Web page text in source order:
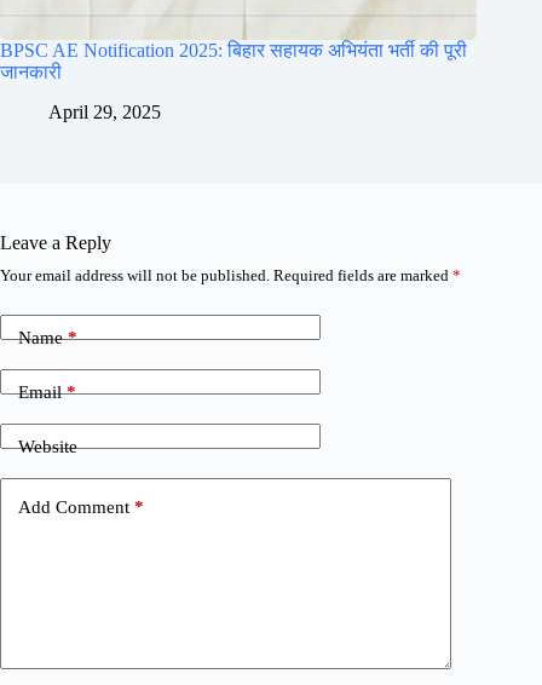
BPSC AE Notification 2025: बिहार सहायक अभियंता भर्ती की पूरी
जानकारी
April 29, 2025
Leave a Reply
Your email address will not be published. Required fields are marked *
Name*
Email*
Website
Add Comment *